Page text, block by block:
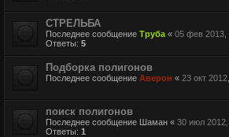
СТРЕЛЬБА
Последнее сообщение Труба « 05 фев 2013,
Ответы: 5
Подборка полигонов
Последнее сообщение Аверон « 23 окт
поиск полигонов
Последнее сообщение Шаман « 30 июл
Ответы: 1